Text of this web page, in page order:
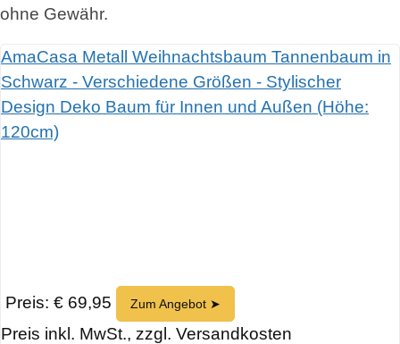
ohne Gewähr.
AmaCasa Metall Weihnachtsbaum Tannenbaum in
Schwarz - Verschiedene Größen - Stylischer
Design Deko Baum für Innen und Außen (Höhe:
120cm)
Preis: € 69,95 Zum Angebot ➤
Preis inkl. MwSt., zzgl. Versandkosten